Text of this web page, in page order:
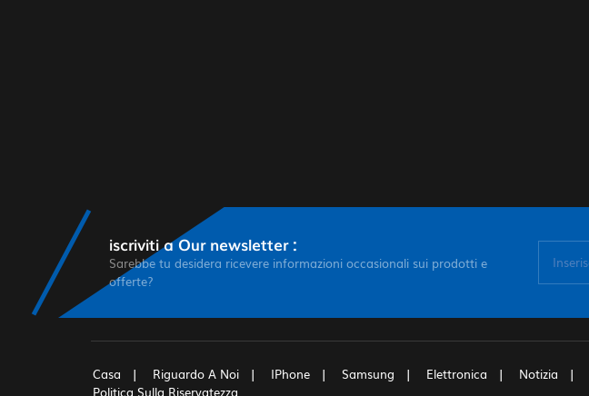
iscriviti a Our newsletter :
Sarebbe tu desidera ricevere informazioni occasionali sui prodotti e
offerte?
Casa Riguardo A Noi IPhone Samsung Elettronica Notizia
Politica Sulla Riservatezza